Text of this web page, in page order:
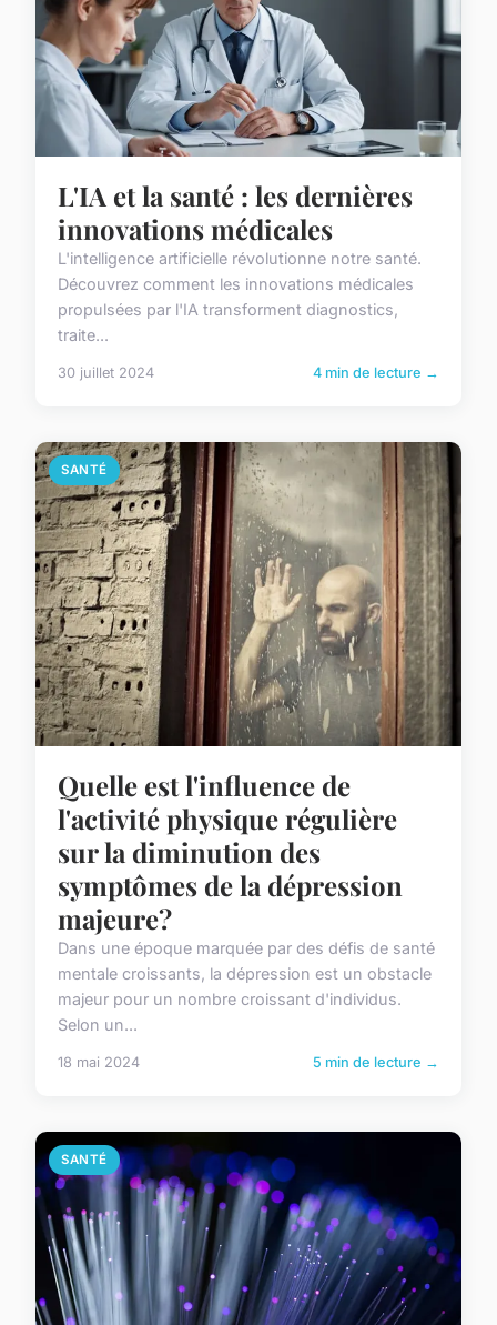
L'IA et la santé : les dernières
innovations médicales
L'intelligence artificielle révolutionne notre santé.
Découvrez comment les innovations médicales
propulsées par l'IA transforment diagnostics,
traite...
30 juillet 2024 4 min de lecture →
SANTÉ
Quelle est l'influence de
l'activité physique régulière
sur la diminution des
symptômes de la dépression
majeure?
Dans une époque marquée par des défis de santé
mentale croissants, la dépression est un obstacle
majeur pour un nombre croissant d'individus.
Selon un...
18 mai 2024 5 min de lecture →
SANTÉ